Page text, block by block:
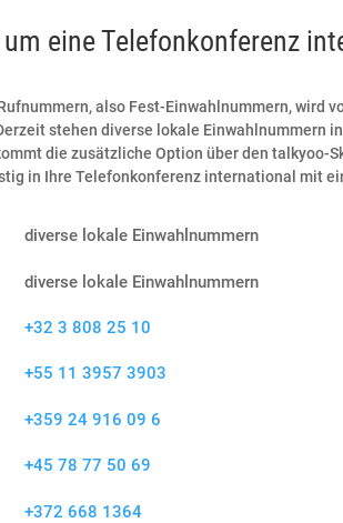
eine Telefonkonferenz
also Fest-Einwahlnummern, wird
stehen diverse lokale Einwahlnummern
die zusätzliche Option über den talkyoo-
in Ihre Telefonkonferenz international mit
diverse lokale Einwahlnummern
diverse lokale Einwahlnummern
+32 3 808 25 10
+55 11 3957 3903
+359 24 916 09 6
+45 78 77 50 69
+372 668 1364